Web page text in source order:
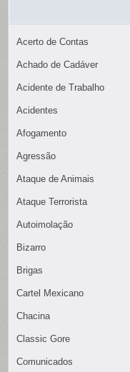
Acerto de Contas
Achado de Cadáver
Acidente de Trabalho
Acidentes
Afogamento
Agressão
Ataque de Animais
Ataque Terrorista
Autoimolação
Bizarro
Brigas
Cartel Mexicano
Chacina
Classic Gore
Comunicados